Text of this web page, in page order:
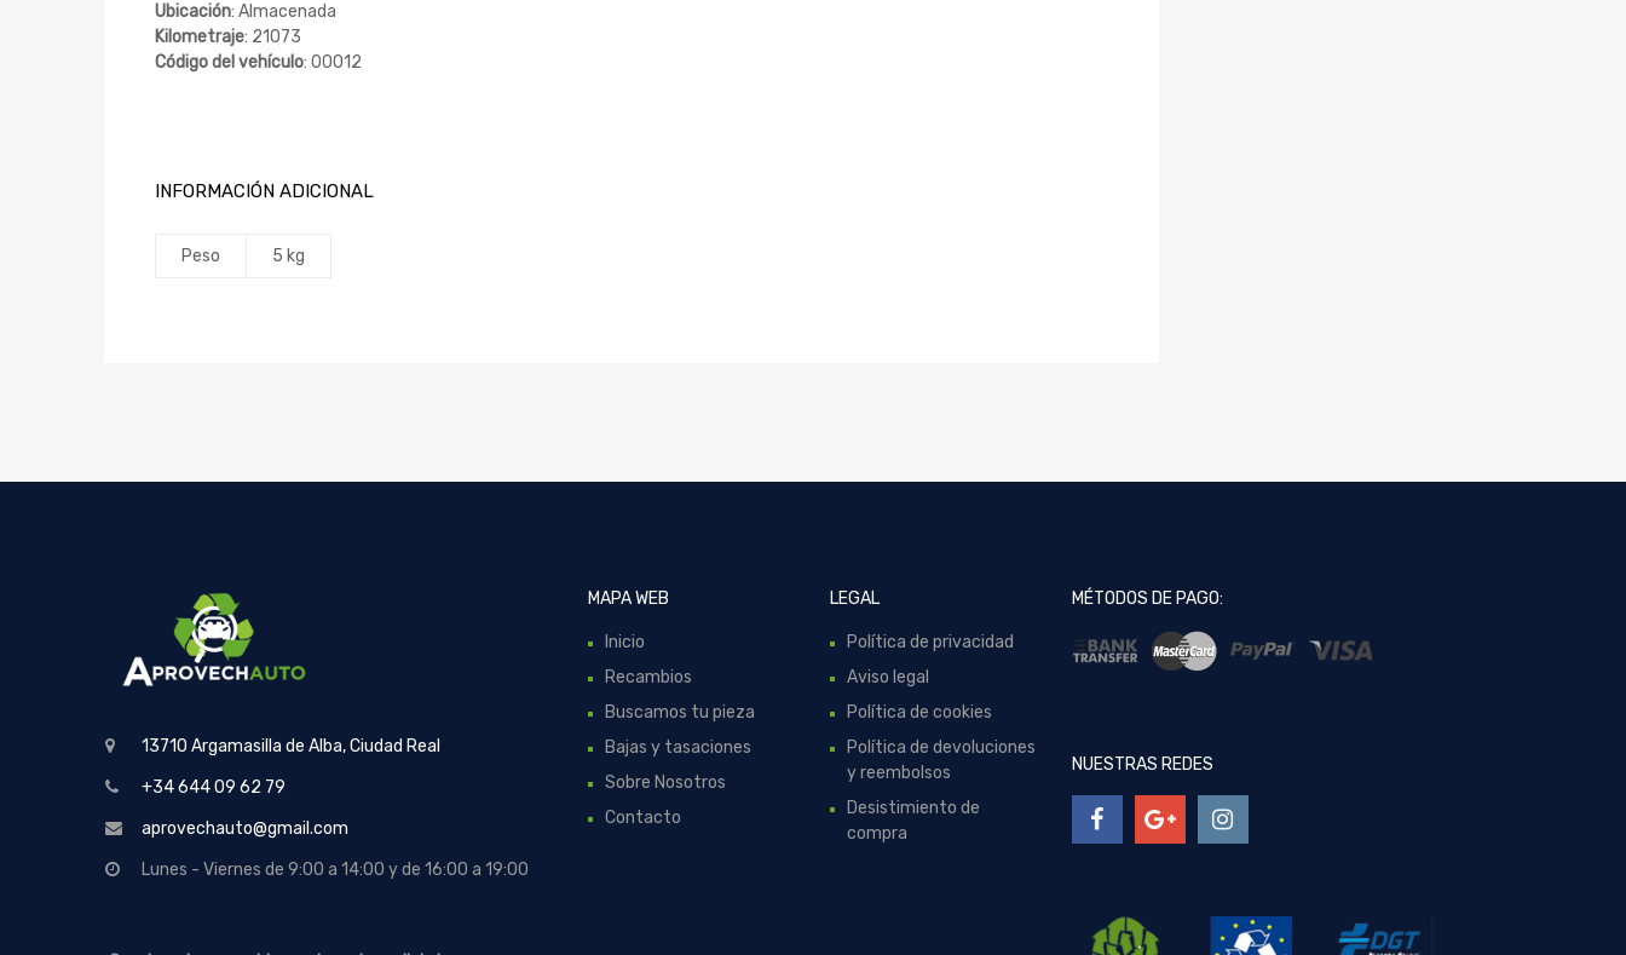
Ubicación: Almacenada
Kilometraje: 21073
Código del vehículo: 00012
INFORMACIÓN ADICIONAL
Peso 5 kg
13710 Argamasilla de Alba, Ciudad Real
+34 644 09 62 79
aprovechauto@gmail.com
Lunes - Viernes de 9:00 a 14:00 y de 16:00 a 19:00
MAPA WEB
Inicio
Recambios
Buscamos tu pieza
Bajas y tasaciones
Sobre Nosotros
Contacto
LEGAL
Política de privacidad
Aviso legal
Política de cookies
Política de devoluciones
y reembolsos
Desistimiento de
compra
MÉTODOS DE PAGO:
NUESTRAS REDES